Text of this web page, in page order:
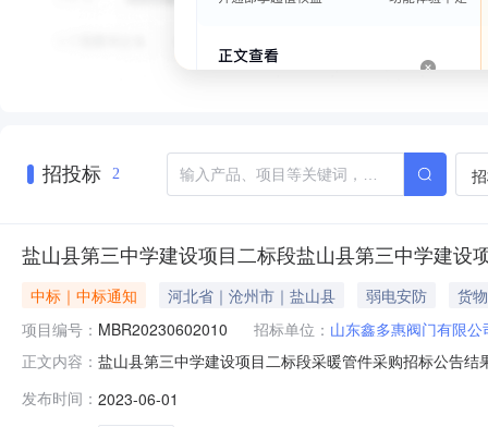
招投标 2
盐山县第三中学建设项目二标段盐山县第三中学建设
中标｜中标通知 河北省｜沧州市｜盐山县 弱电安防
货物
项目编号： MBR20230602010 招标单位： 山东鑫多惠阀门有限公
正文内容： 盐山县第三中学建设项目二标段采暖管件采购招标公告
发布时间： 2023-06-01